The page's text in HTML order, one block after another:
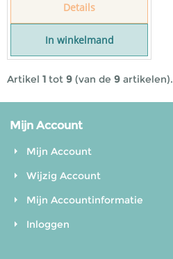
Details
In winkelmand
Artikel 1 tot 9 (van de 9 artikelen).
Mijn Account
Mijn Account
Wijzig Account
Mijn Accountinformatie
Inloggen